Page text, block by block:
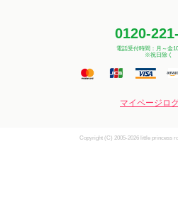
0120-
電話受付時間：月～金
※祝日除く
マイページロ
Copyright (C) 2005-2026 little princess